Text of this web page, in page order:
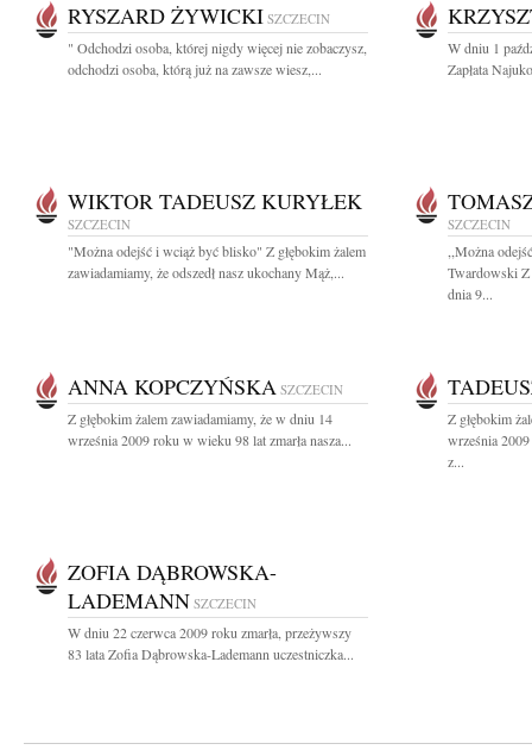
RYSZARD ŻYWICKI SZCZECIN
" Odchodzi osoba, której nigdy więcej nie zobaczysz,
odchodzi osoba, którą już na zawsze wiesz,...
W dniu 1
Zapłata
WIKTOR TADEUSZ KURYŁEK
SZCZECIN
"Można odejść i wciąż być blisko" Z głębokim żalem
zawiadamiamy, że odszedł nasz ukochany Mąż,...
SZCZECIN
,,Można
Twardowski Z
dnia 9...
ANNA KOPCZYŃSKA SZCZECIN
Z głębokim żalem zawiadamiamy, że w dniu 14
września 2009 roku w wieku 98 lat zmarła nasza...
Z głębokim
września
z...
ZOFIA DĄBROWSKA-
LADEMANN SZCZECIN
W dniu 22 czerwca 2009 roku zmarła, przeżywszy
83 lata Zofia Dąbrowska-Lademann uczestniczka...